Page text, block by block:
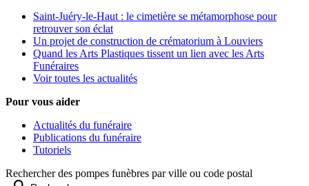
Saint-Juéry-le-Haut : le cimetière se métamorphose pour
retrouver son éclat
Un projet de construction de crématorium à Louviers
Quand les Arts Plastiques tissent un lien avec les Arts
Funéraires
Voir toutes les actualités
Pour vous aider
Actualités du funéraire
Publications du funéraire
Tutoriels
Rechercher des pompes funèbres par ville ou code postal